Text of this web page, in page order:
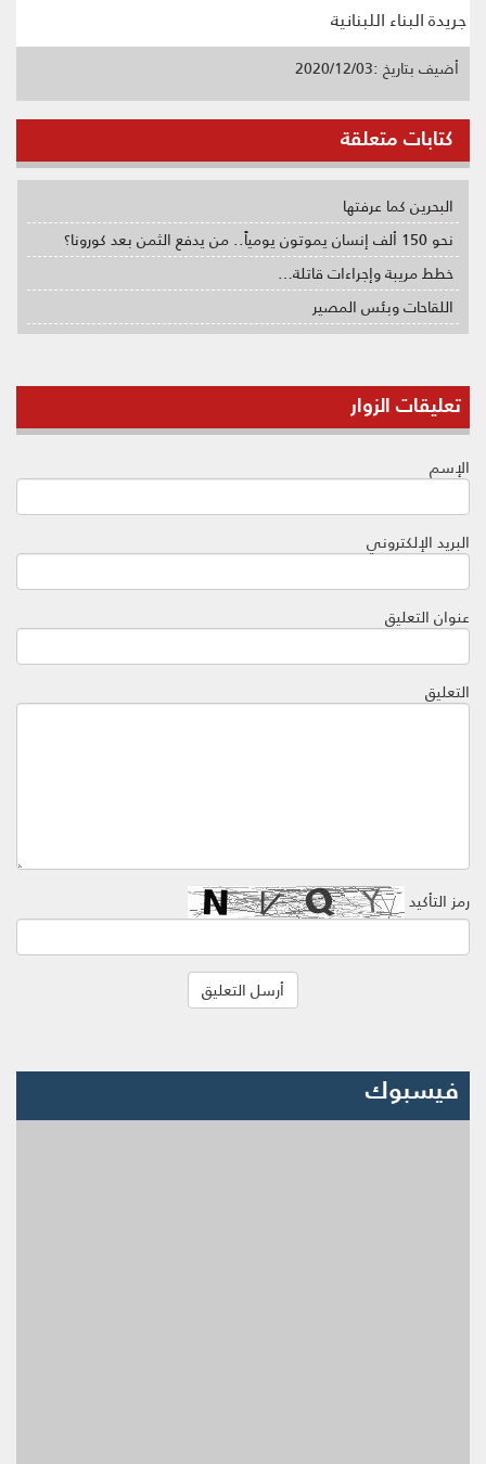
جريدة البناء اللبنانية
أضيف بتاريخ :2020/12/03
كتابات متعلقة
البحرين كما عرفتها
نحو 150 ألف إنسان يموتون يومياً.. من يدفع الثمن بعد كورونا؟
خطط مريبة وإجراءات قاتلة…
اللقاحات وبئس المصير
تعليقات الزوار
الإسم
البريد الإلكتروني
عنوان التعليق
التعليق
رمز التأكيد
فيسبوك